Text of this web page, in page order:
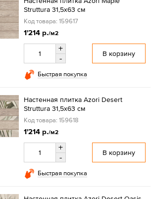
Struttura 31,5x63 см
Код товара: 159617
1'214 р./м2
+
-
В корзину
Быстрая покупка
Настенная плитка Azori Desert
Struttura 31,5x63 см
Код товара: 159618
1'214 р./м2
+
-
В корзину
Быстрая покупка